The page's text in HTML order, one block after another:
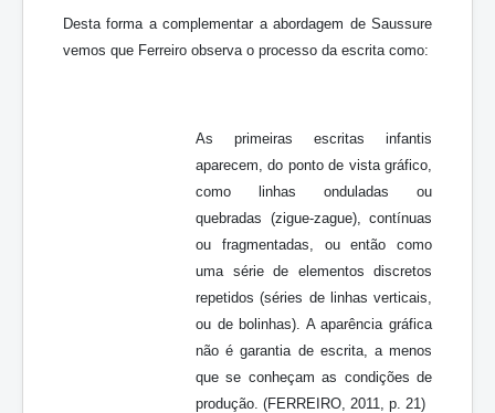
Desta forma a complementar a abordagem de Saussure
vemos que Ferreiro observa o processo da escrita como:
As primeiras escritas infantis
aparecem, do ponto de vista gráfico,
como linhas onduladas ou
quebradas (zigue-zague), contínuas
ou fragmentadas, ou então como
uma série de elementos discretos
repetidos (séries de linhas verticais,
ou de bolinhas). A aparência gráfica
não é garantia de escrita, a menos
que se conheçam as condições de
produção. (FERREIRO, 2011, p. 21)